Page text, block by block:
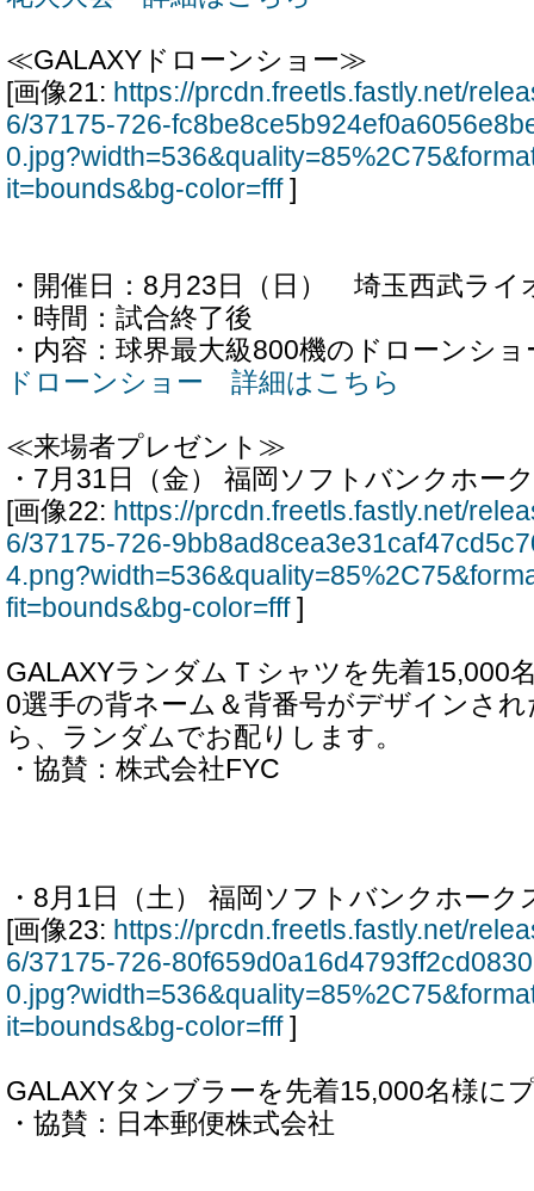
≪GALAXYドローンショー≫
[画像21: https://prcdn.freetls.fastly.net/
6/37175-726-
it=bounds&bg-color=fff]
・開催日：8月23日（日） 埼玉西武ライ
・時間：試合終了後
・内容：球界最大級800機のドローンショ
ドローンショー 詳細はこちら
≪来場者プレゼント≫
・7月31日（金） 福岡ソフトバンクホー
[画像22: https://prcdn.freetls.fastly.net/
6/37175-726-
fit=bounds&bg-color=fff]
GALAXYランダムＴシャツを先着15,000
0選手の背ネーム＆背番号がデザインさ
ら、ランダムでお配りします。
・協賛：株式会社FYC
・8月1日（土） 福岡ソフトバンクホーク
[画像23: https://prcdn.freetls.fastly.net/
6/37175-726-
it=bounds&bg-color=fff]
GALAXYタンブラーを先着15,000名様に
・協賛：日本郵便株式会社